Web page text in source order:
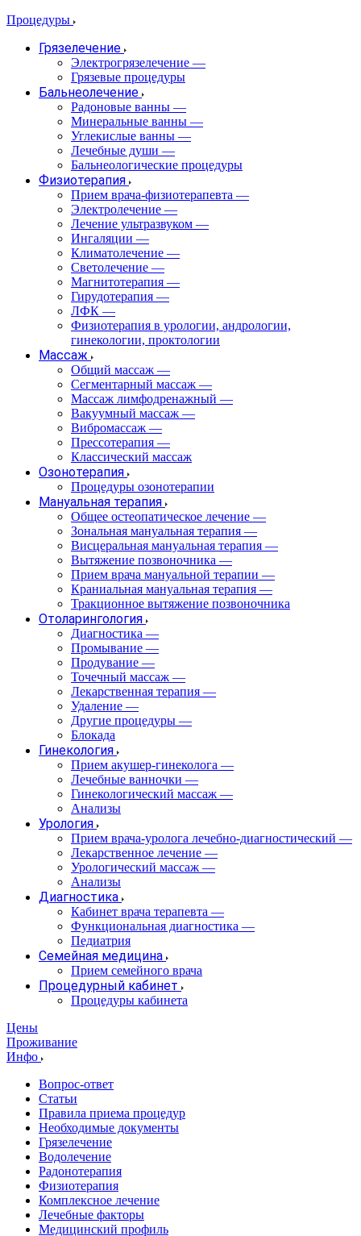
Процедуры
Грязелечение
Электрогрязелечение —
Грязевые процедуры
Бальнеолечение
Радоновые ванны —
Минеральные ванны —
Углекислые ванны —
Лечебные души —
Бальнеологические процедуры
Физиотерапия
Прием врача-физиотерапевта —
Электролечение —
Лечение ультразвуком —
Ингаляции —
Климатолечение —
Светолечение —
Магнитотерапия —
Гирудотерапия —
ЛФК —
Физиотерапия в урологии, андрологии,
гинекологии, проктологии
Массаж
Общий массаж —
Сегментарный массаж —
Массаж лимфодренажный —
Вакуумный массаж —
Вибромассаж —
Прессотерапия —
Классический массаж
Озонотерапия
Процедуры озонотерапии
Мануальная терапия
Общее остеопатическое лечение —
Зональная мануальная терапия —
Висцеральная мануальная терапия —
Вытяжение позвоночника —
Прием врача мануальной терапии —
Краниальная мануальная терапия —
Тракционное вытяжение позвоночника
Отоларингология
Диагностика —
Промывание —
Продувание —
Точечный массаж —
Лекарственная терапия —
Удаление —
Другие процедуры —
Блокада
Гинекология
Прием акушер-гинеколога —
Лечебные ванночки —
Гинекологический массаж —
Анализы
Урология
Прием врача-уролога лечебно-диагностический —
Лекарственное лечение —
Урологический массаж —
Анализы
Диагностика
Кабинет врача терапевта —
Функциональная диагностика —
Педиатрия
Семейная медицина
Прием семейного врача
Процедурный кабинет
Процедуры кабинета
Цены
Проживание
Инфо
Вопрос-ответ
Статьи
Правила приема процедур
Необходимые документы
Грязелечение
Водолечение
Радонотерапия
Физиотерапия
Комплексное лечение
Лечебные факторы
Медицинский профиль